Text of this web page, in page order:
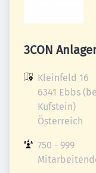
3CON
Kleinfeld 16
6341 Ebbs
Kufstein)
Österreich
750 - 999